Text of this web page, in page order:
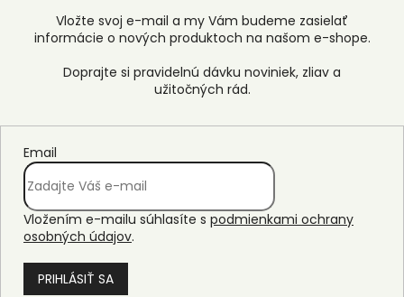
Vložte svoj e-mail a my Vám budeme zasielať
informácie o nových produktoch na našom e-shope.
Email
Vložením e-mailu súhlasíte s podmienkami ochrany
osobných údajov.
PRIHLÁSIŤ SA